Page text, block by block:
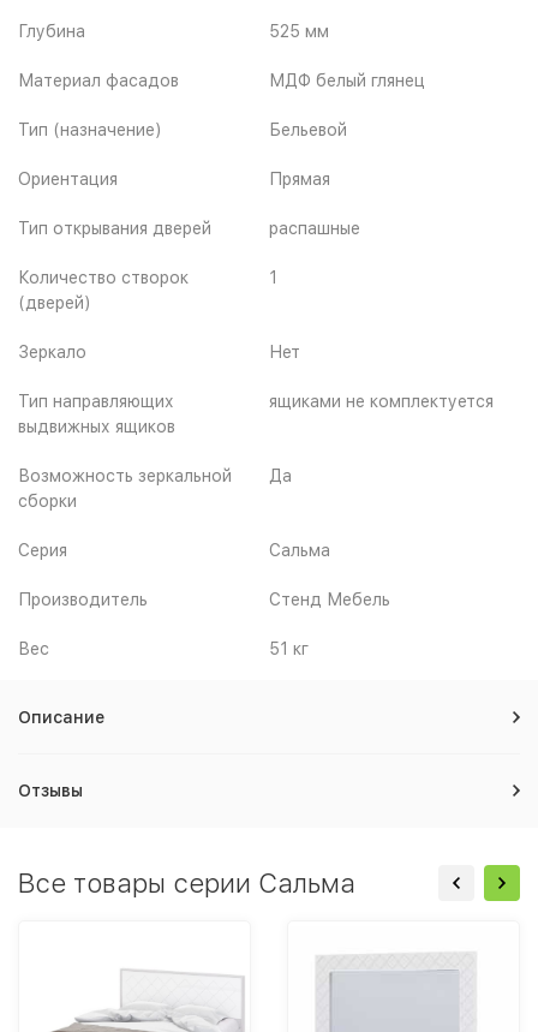
Глубина 525 мм
Материал фасадов МДФ белый глянец
Тип (назначение) Бельевой
Ориентация Прямая
Тип открывания дверей распашные
Количество створок
(дверей)
1
Зеркало Нет
Тип направляющих
выдвижных ящиков
ящиками не комплектуется
Возможность зеркальной
сборки
Да
Серия Сальма
Производитель Стенд Мебель
Вес 51 кг
Описание
Отзывы
Все товары серии Сальма